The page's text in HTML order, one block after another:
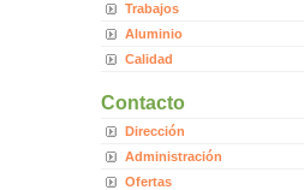
Trabajos
Aluminio
Calidad
Contacto
Dirección
Administración
Ofertas